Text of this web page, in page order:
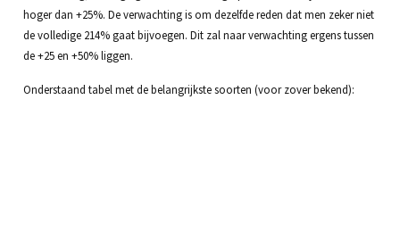
hoger dan +25%. De verwachting is om dezelfde reden dat men zeker niet
de volledige 214% gaat bijvoegen. Dit zal naar verwachting ergens tussen
de +25 en +50% liggen.
Onderstaand tabel met de belangrijkste soorten (voor zover bekend):